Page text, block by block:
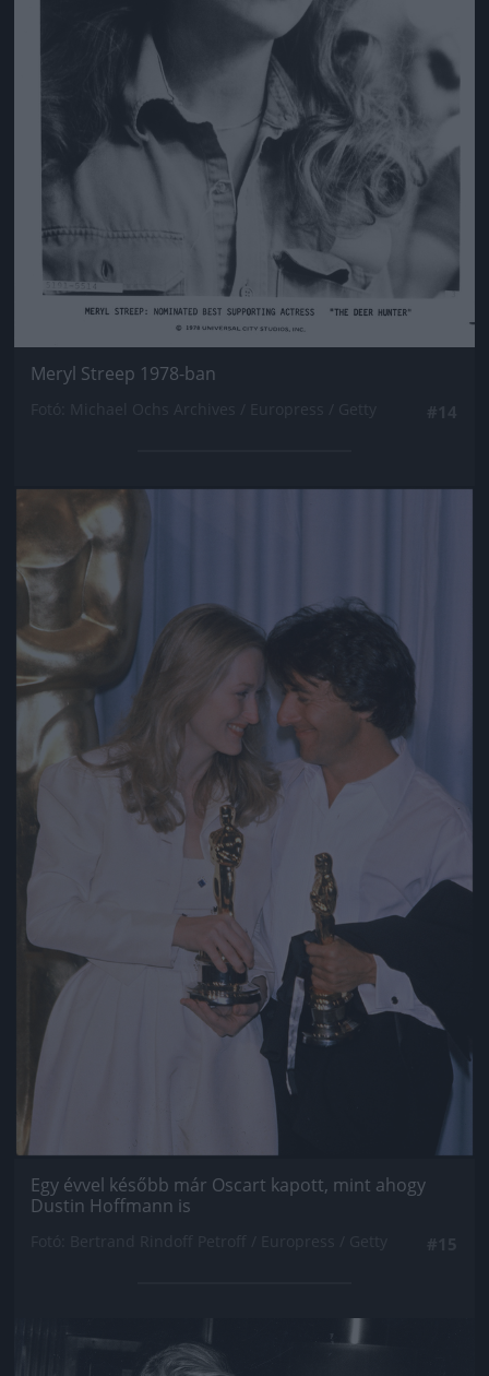
Meryl Streep 1978-ban
Egy évvel később már Oscart kapott, mint ahogy
Dustin Hoffmann is
Jön még kép!